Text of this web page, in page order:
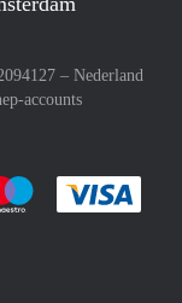
– Nederland
accounts
af met Paypal
gemakkelijk af met
Je rekent